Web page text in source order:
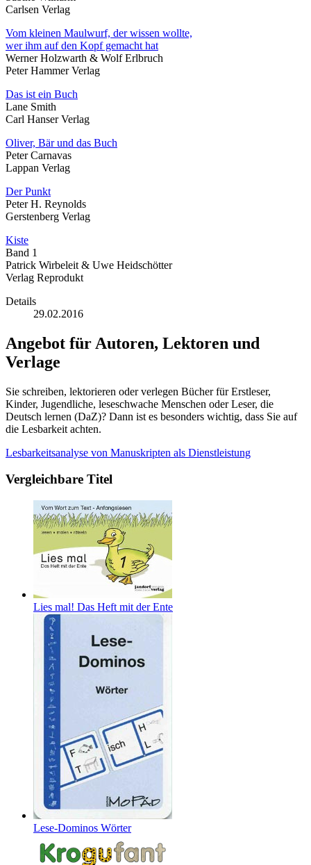
Carlsen Verlag
Vom kleinen Maulwurf, der wissen wollte,
wer ihm auf den Kopf gemacht hat
Werner Holzwarth & Wolf Erlbruch
Peter Hammer Verlag
Das ist ein Buch
Lane Smith
Carl Hanser Verlag
Oliver, Bär und das Buch
Peter Carnavas
Lappan Verlag
Der Punkt
Peter H. Reynolds
Gerstenberg Verlag
Kiste
Band 1
Patrick Wirbeleit & Uwe Heidschötter
Verlag Reprodukt
Details
29.02.2016
Angebot für Autoren, Lektoren und
Verlage
Sie schreiben, lektorieren oder verlegen Bücher für Erstleser,
Kinder, Jugendliche, leseschwache Menschen oder Leser, die
Deutsch lernen (DaZ)? Dann ist es besonders wichtig, dass Sie auf
die Lesbarkeit achten.
Lesbarkeitsanalyse von Manuskripten als Dienstleistung
Vergleichbare Titel
Lies mal! Das Heft mit der Ente
Lese-Dominos Wörter